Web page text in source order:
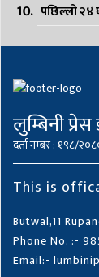
पछिल्लो २४
लुम्बिनी
दर्ता नम्बर : १९८/
This is
Butwal,11
Phone No. :-
Email:-